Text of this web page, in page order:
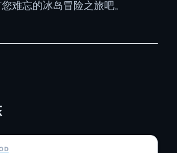
难忘的冰岛冒险之旅吧。